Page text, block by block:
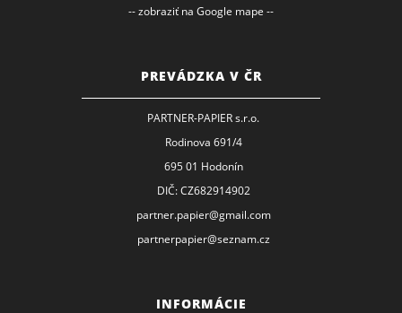
-- zobraziť na Google mape --
PREVÁDZKA V ČR
PARTNER-PAPIER s.r.o.
Rodinova 691/4
695 01 Hodonín
DIČ: CZ682914902
partner.papier@gmail.com
partnerpapier@seznam.cz
INFORMÁCIE